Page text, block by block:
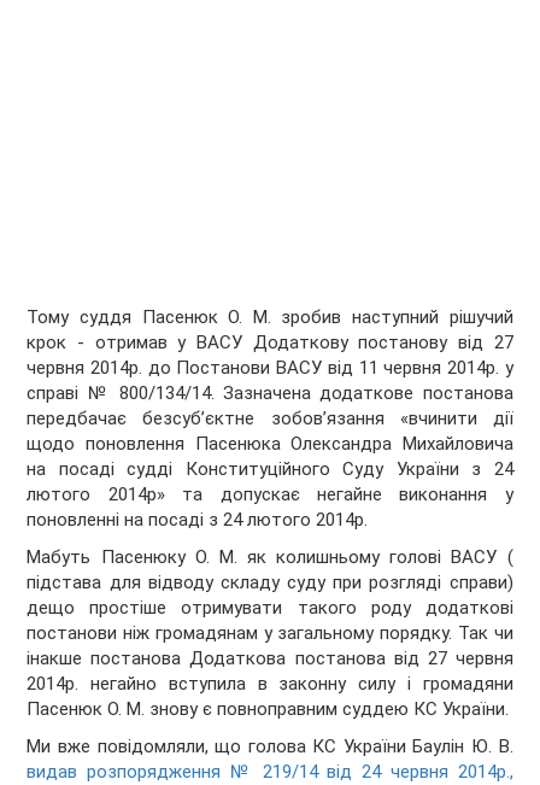
Тому суддя Пасенюк О. М. зробив наступний рішучий
крок - отримав у ВАСУ Додаткову постанову від 27
червня 2014р. до Постанови ВАСУ від 11 червня 2014р. у
справі № 800/134/14. Зазначена додаткове постанова
передбачає безсуб’єктне зобов’язання «вчинити дії
щодо поновлення Пасенюка Олександра Михайловича
на посаді судді Конституційного Суду України з 24
лютого 2014р» та допускає негайне виконання у
поновленні на посаді з 24 лютого 2014р.
Мабуть Пасенюку О. М. як колишньому голові ВАСУ (
підстава для відводу складу суду при розгляді справи)
дещо простіше отримувати такого роду додаткові
постанови ніж громадянам у загальному порядку. Так чи
інакше постанова Додаткова постанова від 27 червня
2014р. негайно вступила в законну силу і громадяни
Пасенюк О. М. знову є повноправним суддею КС України.
Ми вже повідомляли, що голова КС України Баулін Ю. В.
видав розпорядження № 219/14 від 24 червня 2014р.,